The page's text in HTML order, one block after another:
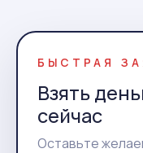
БЫСТРАЯ
Взять
сейчас
Оставьте